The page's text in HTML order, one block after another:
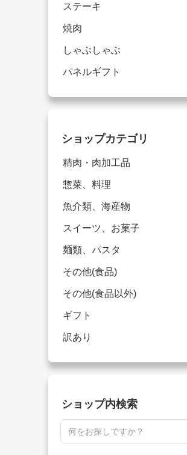
ステーキ
焼肉
しゃぶしゃぶ
パネルギフト
ショップカテゴリ
精肉・肉加工品
惣菜、料理
魚介類、海産物
スイーツ、お菓子
麺類、パスタ
その他(食品)
その他(食品以外)
ギフト
訳あり
ショップ内検索